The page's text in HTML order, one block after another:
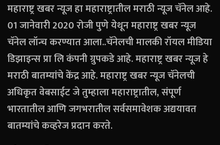
महाराष्ट्र खबर न्यूज हा महाराष्ट्रातील मराठी न्यूज चॅनेल आहे.
01 जानेवारी 2020 रोजी पुणे येथून महाराष्ट्र खबर न्यूज
चॅनेल लॉन्च करण्यात आला..चॅनेलची मालकी रॉयल मीडिया
डिझाइन्स प्रा लि कंपनी ग्रुपकडे आहे. महाराष्ट्र खबर न्यूज हे
मराठी बातम्यांचे केंद्र आहे. महाराष्ट्र खबर न्यूज चॅनेलची
अधिकृत वेबसाईट जे तुम्हाला महाराष्ट्रातील, संपूर्ण
भारतातील आणि जगभरातील सर्वसमावेशक अद्ययावत
बातम्यांचे कव्हरेज प्रदान करते.